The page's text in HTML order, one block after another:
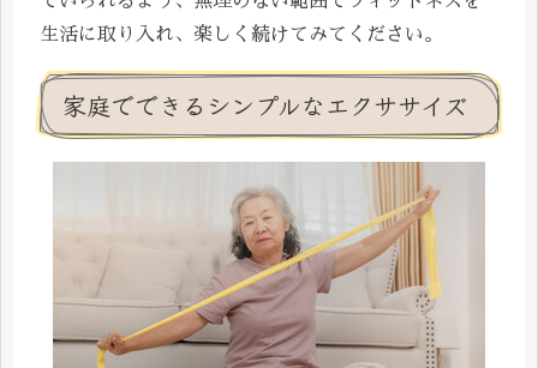
生活に取り入れ、楽しく続けてみてください。
家庭でできるシンプルなエクササイズ